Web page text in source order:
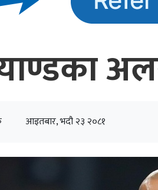
आइतबार, भदौ २३ २०८१